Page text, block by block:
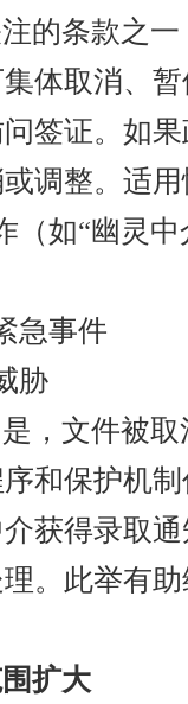
的条款之
体取消、
签证。如
调整。适
（如“幽灵
急事件
胁
，文件被
和保护机
获得录取
。此举有
扩大